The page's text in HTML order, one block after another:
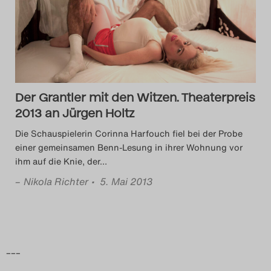
Das Theatertreffen-Blog
2014
Das Theatertreffen-Blog
2015
Das Theatertreffen-Blog
2016
Das Theatertreffen-Blog
Der Grantler mit den Witzen. Theaterpreis
2013 an Jürgen Holtz
Die Schauspielerin Corinna Harfouch fiel bei der Probe
einer gemeinsamen Benn-Lesung in ihrer Wohnung vor
ihm auf die Knie, der…
– Nikola Richter • 5. Mai 2013
–––